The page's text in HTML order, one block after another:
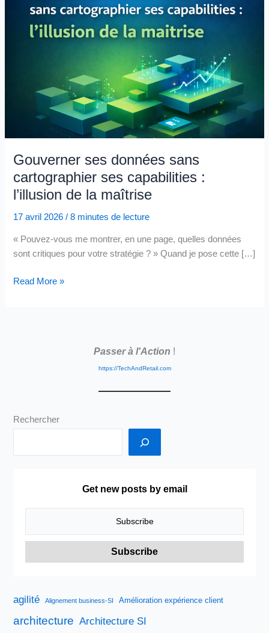
Gouverner ses données sans
cartographier ses capabilities :
l’illusion de la maîtrise
17 avril 2026/8 minutes de lecture
« Pouvez-vous me montrer, en une page, quelles données
sont critiques pour votre stratégie ? » Quand je pose cette […]
Gouverner
la
Read More »
Passer à l'Action !
https://TechAndRetail.com
Rechercher
Get new posts by email
agilité Alignement business-SI Amélioration expérience client
architecture Architecture SI